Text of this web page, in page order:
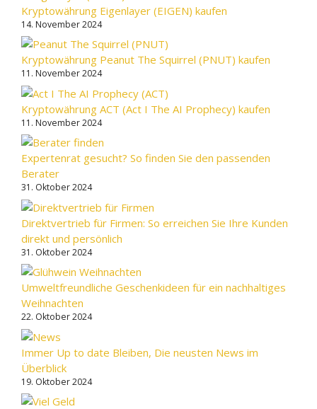
Kryptowährung Eigenlayer (EIGEN) kaufen
14. November 2024
Kryptowährung Peanut The Squirrel (PNUT) kaufen
11. November 2024
Kryptowährung ACT (Act I The AI Prophecy) kaufen
11. November 2024
Expertenrat gesucht? So finden Sie den passenden
Berater
31. Oktober 2024
Direktvertrieb für Firmen: So erreichen Sie Ihre Kunden
direkt und persönlich
31. Oktober 2024
Umweltfreundliche Geschenkideen für ein nachhaltiges
Weihnachten
22. Oktober 2024
Immer Up to date Bleiben, Die neusten News im
Überblick
19. Oktober 2024